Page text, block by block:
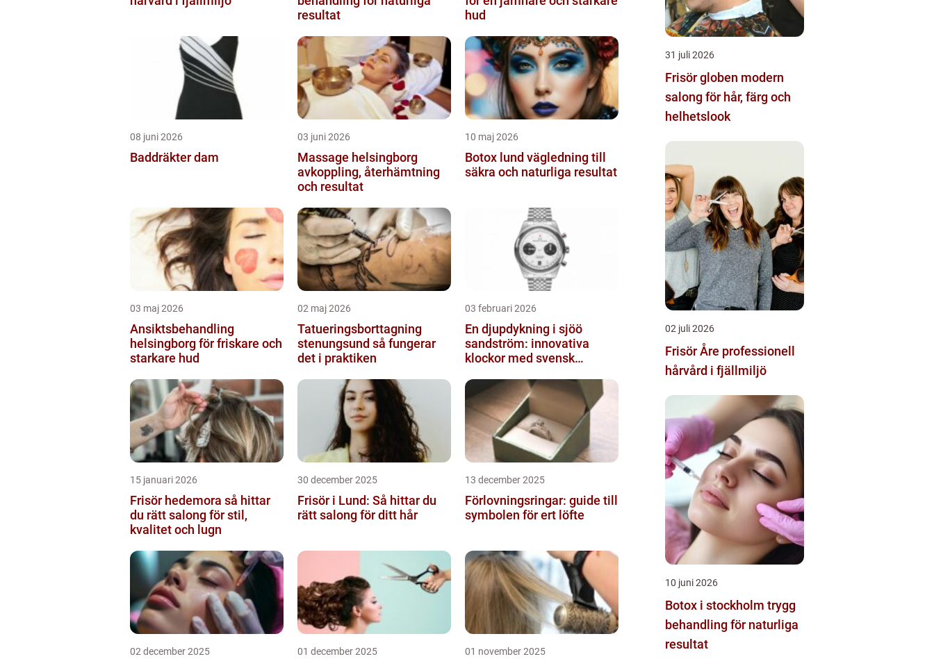
resultat
hud
08 juni 2026
Baddräkter dam
03 juni 2026
Massage helsingborg
avkoppling, återhämtning
och resultat
10 maj 2026
Botox lund vägledning till
säkra och naturliga resultat
03 maj 2026
Ansiktsbehandling
helsingborg för friskare och
starkare hud
02 maj 2026
Tatueringsborttagning
stenungsund så fungerar
det i praktiken
03 februari 2026
En djupdykning i sjöö
sandström: innovativa
klockor med svensk
15 januari 2026
Frisör hedemora så hittar
du rätt salong för stil,
kvalitet och lugn
30 december 2025
Frisör i Lund: Så hittar du
rätt salong för ditt hår
13 december 2025
Förlovningsringar: guide till
symbolen för ert löfte
02 december 2025 01 december 2025 01 november 2025
31 juli 2026
Frisör globen modern
salong för hår, färg och
helhetslook
02 juli 2026
Frisör Åre professionell
hårvård i fjällmiljö
10 juni 2026
Botox i stockholm trygg
behandling för naturliga
resultat